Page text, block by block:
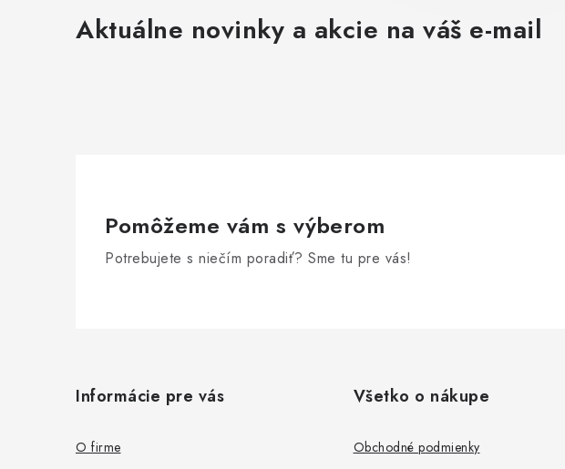
Aktuálne novinky a akcie na váš e-mail
Pomôžeme vám s výberom
Potrebujete s niečím poradiť? Sme tu pre vás!
Informácie pre vás
O firme
Všetko o nákupe
Obchodné podmienky